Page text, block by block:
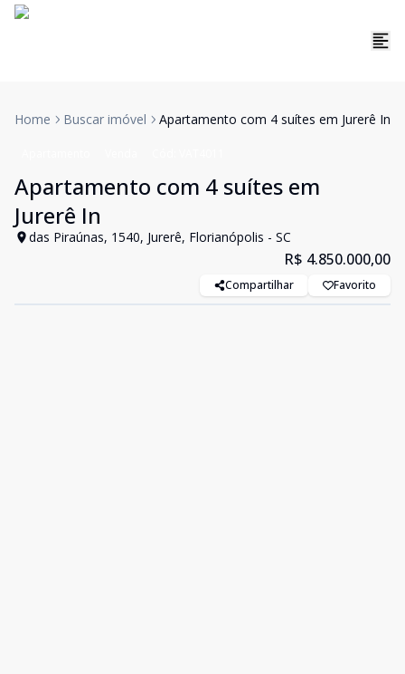
Home Buscar imóvel Apartamento com 4 suítes em Jurerê In
Apartamento com 4 suítes em
Jurerê In
das Piraúnas, 1540, Jurerê, Florianópolis - SC
R$ 4.850.000,00
Compartilhar Favorito